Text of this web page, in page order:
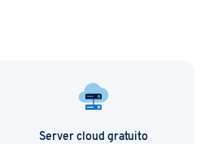
Server cloud gratuito